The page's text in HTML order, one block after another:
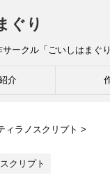
ぐり
サークル「ごいしはまぐ
介
ィラノスクリプト >
クリプト